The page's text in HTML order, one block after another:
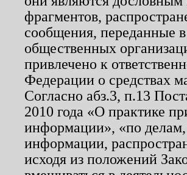
фрагментов,
сообщения, переданные
общественных
привлечено к
Федерации о средствах
Согласно абз.3, п.13
2010 года «О практике
информации», «по
информации,
исходя из положений